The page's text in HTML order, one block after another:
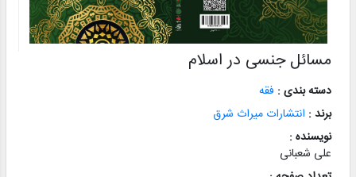
مسائل جنسی در اسلام
دسته بندی : فقه
برند : انتشارات میراث شرق
نویسنده :
علی شعبانی